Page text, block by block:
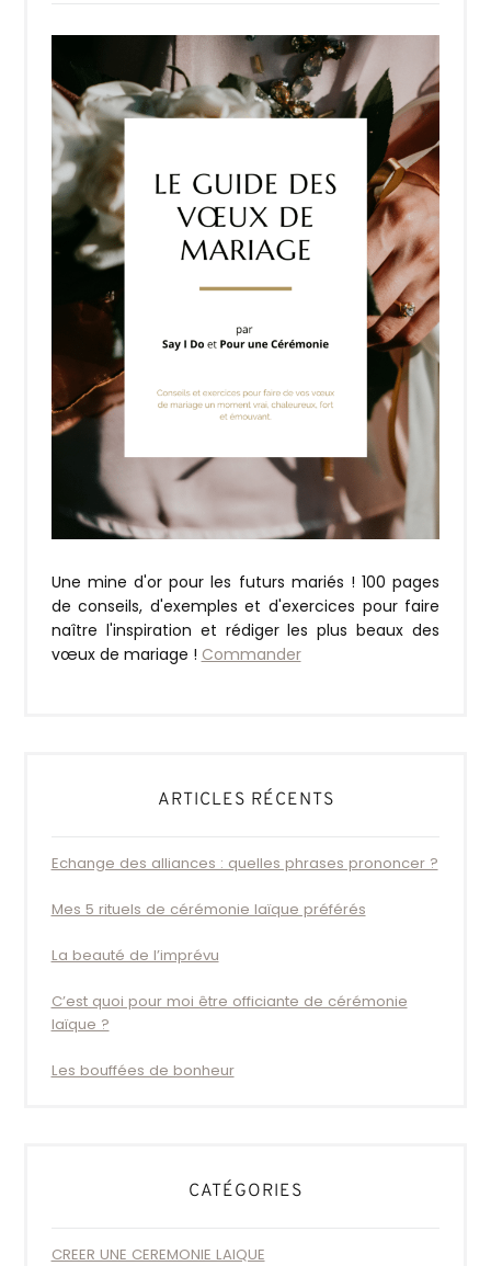
Une mine d'or pour les futurs mariés ! 100 pages
de conseils, d'exemples et d'exercices pour faire
naître l'inspiration et rédiger les plus beaux des
vœux de mariage ! Commander
ARTICLES RÉCENTS
Echange des alliances : quelles phrases prononcer ?
Mes 5 rituels de cérémonie laïque préférés
La beauté de l’imprévu
C’est quoi pour moi être officiante de cérémonie
laïque ?
Les bouffées de bonheur
CATÉGORIES
CREER UNE CEREMONIE LAIQUE